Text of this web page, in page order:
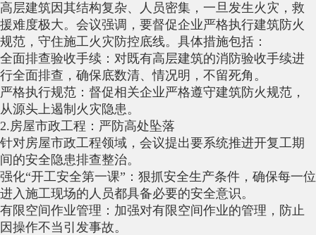
高层建筑因其结构复杂、人员密集，一旦发生火灾，救
援难度极大。会议强调，要督促企业严格执行建筑防火
规范，守住施工火灾防控底线。具体措施包括：
全面排查验收手续：对既有高层建筑的消防验收手续进
行全面排查，确保底数清、情况明，不留死角。
严格执行规范：督促相关企业严格遵守建筑防火规范，
从源头上遏制火灾隐患。
2.房屋市政工程：严防高处坠落
针对房屋市政工程领域，会议提出要系统推进开复工期
间的安全隐患排查整治。
强化“开工安全第一课”：狠抓安全生产条件，确保每一位
进入施工现场的人员都具备必要的安全意识。
有限空间作业管理：加强对有限空间作业的管理，防止
因操作不当引发事故。